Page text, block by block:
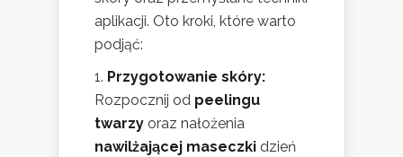
aplikacji. Oto kroki, które warto
podjąć:
Przygotowanie skóry:
Rozpocznij od peelingu
twarzy oraz nałożenia
nawilżającej maseczki dzień